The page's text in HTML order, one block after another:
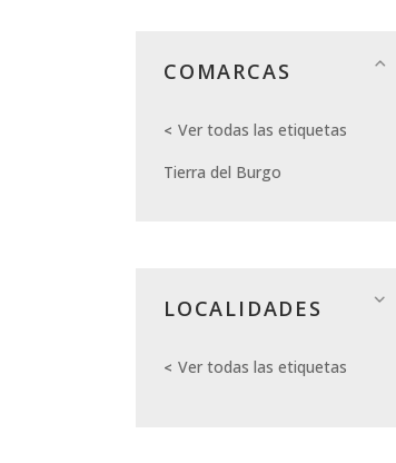
COMARCAS
Ver todas las etiquetas
Tierra del Burgo
LOCALIDADES
Ver todas las etiquetas